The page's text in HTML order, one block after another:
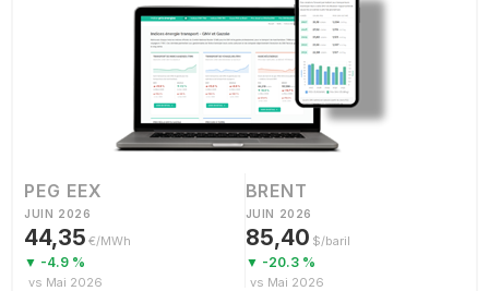
PEG EEX
JUIN 2026
44,35 €/MWh
▼ -4.9 %
vs Mai 2026
BRENT
JUIN 2026
85,40 $/baril
▼ -20.3 %
vs Mai 2026